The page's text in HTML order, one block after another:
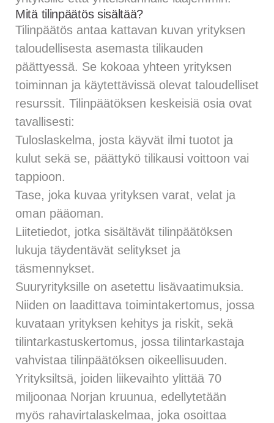
Mitä tilinpäätös sisältää?
Tilinpäätös antaa kattavan kuvan yrityksen
taloudellisesta asemasta tilikauden
päättyessä. Se kokoaa yhteen yrityksen
toiminnan ja käytettävissä olevat taloudelliset
resurssit. Tilinpäätöksen keskeisiä osia ovat
tavallisesti:
Tuloslaskelma, josta käyvät ilmi tuotot ja
kulut sekä se, päättykö tilikausi voittoon vai
tappioon.
Tase, joka kuvaa yrityksen varat, velat ja
oman pääoman.
Liitetiedot, jotka sisältävät tilinpäätöksen
lukuja täydentävät selitykset ja
täsmennykset.
Suuryrityksille on asetettu lisävaatimuksia.
Niiden on laadittava toimintakertomus, jossa
kuvataan yrityksen kehitys ja riskit, sekä
tilintarkastuskertomus, jossa tilintarkastaja
vahvistaa tilinpäätöksen oikeellisuuden.
Yrityksiltsä, joiden liikevaihto ylittää 70
miljoonaa Norjan kruunua, edellytetään
myös rahavirtalaskelmaa, joka osoittaa